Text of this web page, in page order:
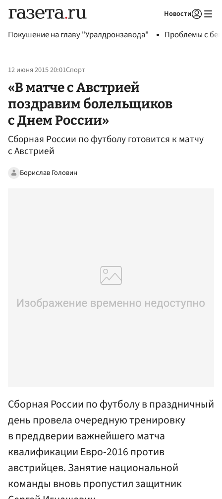
Новости
Покушение на главу "Уралдронзавода" Проблемы с
12 июня 2015 20:01Спорт
«В матче с Австрией
поздравим болельщиков
с Днем России»
Сборная России по футболу готовится к матчу
с Австрией
Борислав Головин
Сборная России по футболу в праздничный
день провела очередную тренировку
в преддверии важнейшего матча
квалификации Евро-2016 против
австрийцев. Занятие национальной
команды вновь пропустил защитник